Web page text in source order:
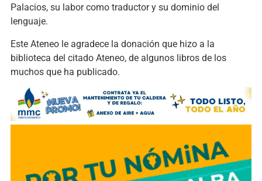
Palacios, su labor como traductor y su dominio del
lenguaje.
Este Ateneo le agradece la donación que hizo a la
biblioteca del citado Ateneo, de algunos libros de los
muchos que ha publicado.